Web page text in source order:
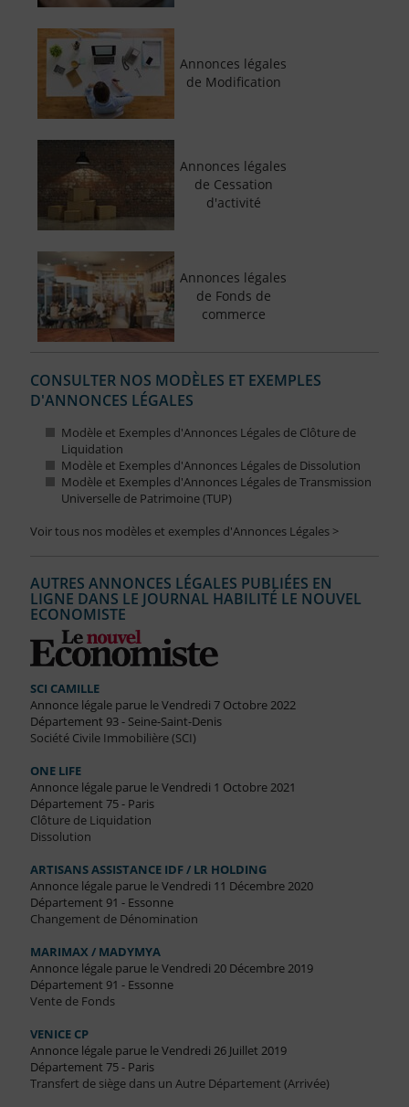
Annonces légales
de Modification
Annonces légales
de Cessation
d'activité
Annonces légales
de Fonds de
commerce
CONSULTER NOS MODÈLES ET EXEMPLES
D'ANNONCES LÉGALES
Modèle et Exemples d'Annonces Légales de Clôture de
Liquidation
Modèle et Exemples d'Annonces Légales de Dissolution
Modèle et Exemples d'Annonces Légales de Transmission
Universelle de Patrimoine (TUP)
Voir tous nos modèles et exemples d'Annonces Légales >
AUTRES ANNONCES LÉGALES PUBLIÉES EN
LIGNE DANS LE JOURNAL HABILITÉ LE NOUVEL
ECONOMISTE
SCI CAMILLE
Annonce légale parue le Vendredi 7 Octobre 2022
Département 93 - Seine-Saint-Denis
Société Civile Immobilière (SCI)
ONE LIFE
Annonce légale parue le Vendredi 1 Octobre 2021
Département 75 - Paris
Clôture de Liquidation
Dissolution
ARTISANS ASSISTANCE IDF / LR HOLDING
Annonce légale parue le Vendredi 11 Décembre 2020
Département 91 - Essonne
Changement de Dénomination
MARIMAX / MADYMYA
Annonce légale parue le Vendredi 20 Décembre 2019
Département 91 - Essonne
Vente de Fonds
VENICE CP
Annonce légale parue le Vendredi 26 Juillet 2019
Département 75 - Paris
Transfert de siège dans un Autre Département (Arrivée)